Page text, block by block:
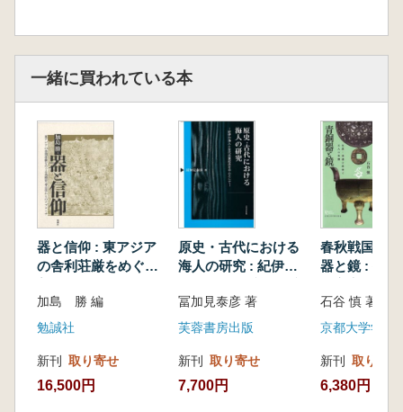
一緒に買われている本
器と信仰 : 東アジア
の舎利荘厳をめぐる
のアプローチ
加島 勝 編
勉誠社
新刊 取り寄せ
16,500円
原史・古代における
海人の研究 : 紀伊の
を中心として
冨加見泰彦 著
芙蓉書房出版
新刊 取り寄せ
7,700円
春秋戦国時
器と鏡 : 生産
石谷 慎 著
京都大学学術
新刊 取り寄せ
6,380円